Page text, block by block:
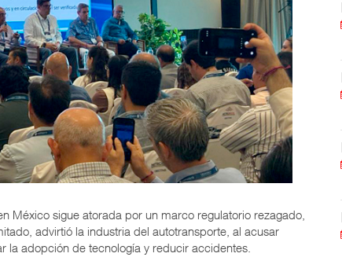
México sigue atorada por un marco regulatorio rezagado,
advirtió la industria del autotransporte, al acusar
la adopción de tecnología y reducir accidentes.
La ATTRAPI licita red de telecomunicaciones par
06 AGO 2026
IT-ANÁLISIS: Puerto Lázaro Cárdenas incorpora s
06 AGO 2026
IT-ANÁLISIS: Volaris abrirá ruta entre Washingt
06 AGO 2026
ExxonMobil lleva mantenimiento predictivo al au
05 AGO 2026